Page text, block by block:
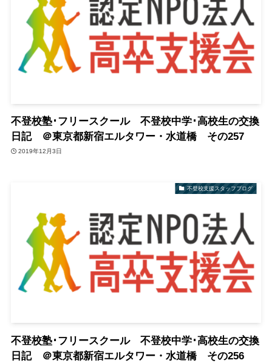
不登校塾･フリースクール 不登校中学･高校生の交換
日記 ＠東京都新宿エルタワー・水道橋 その257
2019年12月3日
不登校支援スタッフブログ
不登校塾･フリースクール 不登校中学･高校生の交換
日記 ＠東京都新宿エルタワー・水道橋 その256